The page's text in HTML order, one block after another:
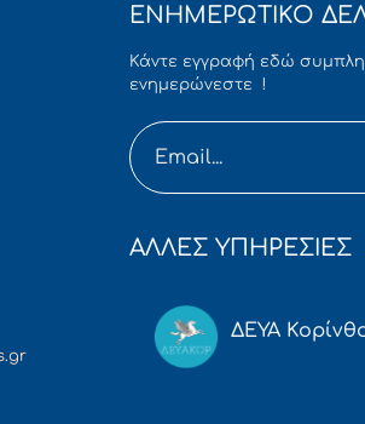
ΕΝΗΜΕΡΩΤΙΚΟ
Κάντε εγγραφή εδώ
ενημερώνεστε !
ΑΛΛΕΣ ΥΠΗΡΕΣΙΕΣ
ΔΕΥΑ